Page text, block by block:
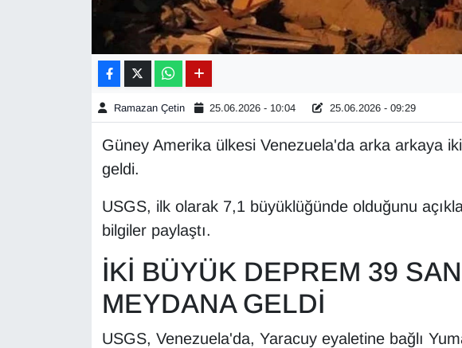
Ramazan Çetin 25.06.2026 - 10:04 25.06.2026 - 09:29
Güney Amerika ülkesi Venezuela'da arka arkaya
geldi.
USGS, ilk olarak 7,1 büyüklüğünde olduğunu
bilgiler paylaştı.
İKİ BÜYÜK DEPREM 39
MEYDANA GELDİ
USGS, Venezuela'da, Yaracuy eyaletine bağlı
HABERDE İNSAN
Kamu Alımları
Kim Kimdir?